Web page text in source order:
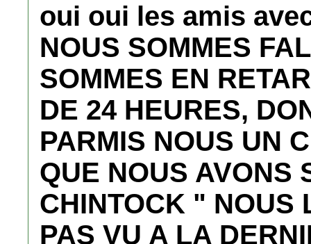
oui oui les amis
NOUS SOMMES
SOMMES EN
DE 24 HEURES,
PARMIS NOUS UN
QUE NOUS AVONS
CHINTOCK " NOUS
PAS VU A LA